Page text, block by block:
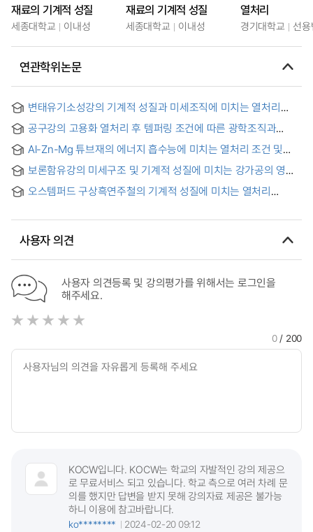
재료의 기계적 성질
세종대학교 이내성
재료의 기계적 성질
세종대학교 이내성
열처리
경기대학교 선
연관학위논문
변태유기소성강의 기계적 성질과 미세조직에 미치는 열처리
조건의 영향 = (The) Effects of continuous annealing
conditions on the mechanical properties and micro-
structures of transformation induced plasticity steel
공구강의 고용화 열처리 후 템퍼링 조건에 따른 광학조직과
기계적 성질에 관한 연구 = A Study on the Optical Structures
and Mechanical Properties of Tool Steel with Temping
Conditions after Solidification Heat Treatment
Al-Zn-Mg 튜브재의 에너지 흡수능에 미치는 열처리 조건 및
기계적 성질의 영향 = Effect of Heat Treatment and
Mechanical Properties on Energy Absorption Capacity of
Al-Zn-Mg Tube
보론함유강의 미세구조 및 기계적 성질에 미치는 강가공의 영향
= Effect of SDP on microstructure and mechanical
properties in boron containing steels
오스템퍼드 구상흑연주철의 기계적 성질에 미치는 열처리
Mechanical Properties of Austempered Ductile Cast Iron
사용자 의견
사용자 의견등록 및 강의평가를 위해서는 로그인을
해주세요.
0/ 200
KOCW입니다. KOCW는 학교의 자발적인 강의 제공으
로 무료서비스 되고 있습니다. 학교 측으로 여러 차례 문
의를 했지만 답변을 받지 못해 강의자료 제공은 불가능
하니 이용에 참고바랍니다.
ko********
2024-02-20 09:12